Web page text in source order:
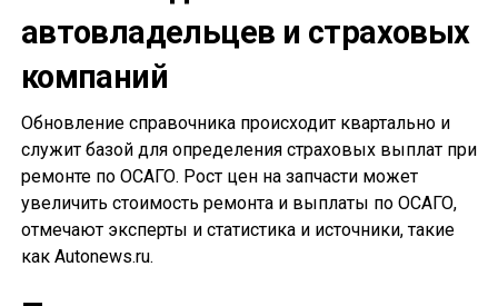
автовладельцев и страховых
компаний
Обновление справочника происходит квартально и
служит базой для определения страховых выплат при
ремонте по ОСАГО. Рост цен на запчасти может
увеличить стоимость ремонта и выплаты по ОСАГО,
отмечают эксперты и статистика и источники, такие
как Autonews.ru.